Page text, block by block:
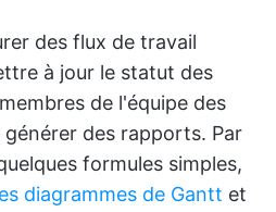
des flux de travail
à jour le statut des
de l'équipe des
des rapports. Par
formules simples,
diagrammes de Gantt et